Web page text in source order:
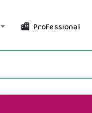
Toggle Dropdown
Professional